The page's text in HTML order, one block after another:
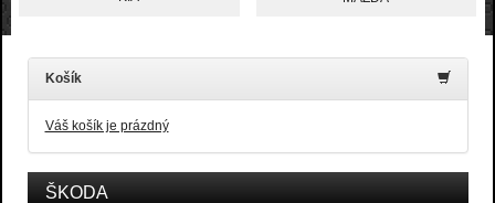
Košík
Váš košík je prázdný
ŠKODA